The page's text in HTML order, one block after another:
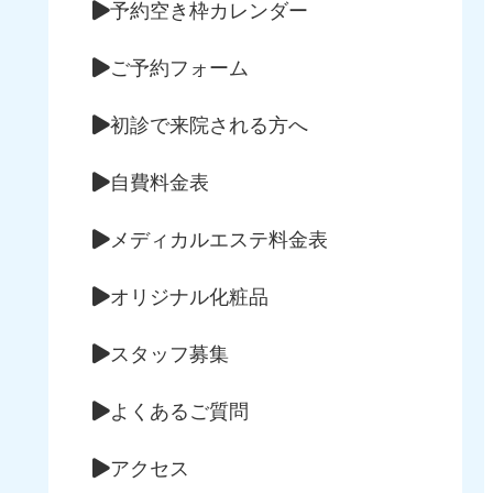
予約空き枠カレンダー
ご予約フォーム
初診で来院される方へ
自費料金表
メディカルエステ料金表
オリジナル化粧品
スタッフ募集
よくあるご質問
アクセス